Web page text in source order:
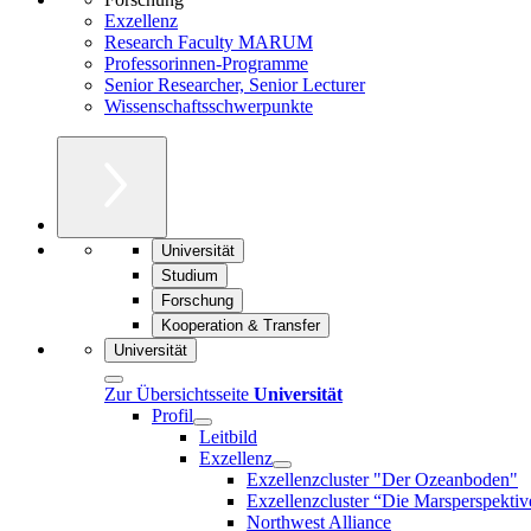
Exzellenz
Research Faculty MARUM
Professorinnen-Programme
Senior Researcher, Senior Lecturer
Wissenschaftsschwerpunkte
Universität
Studium
Forschung
Kooperation & Transfer
Universität
Zur Übersichtsseite Universität
Profil
Leitbild
Exzellenz
Exzellenzcluster "Der Ozeanboden"
Exzellenzcluster “Die
Northwest Alliance